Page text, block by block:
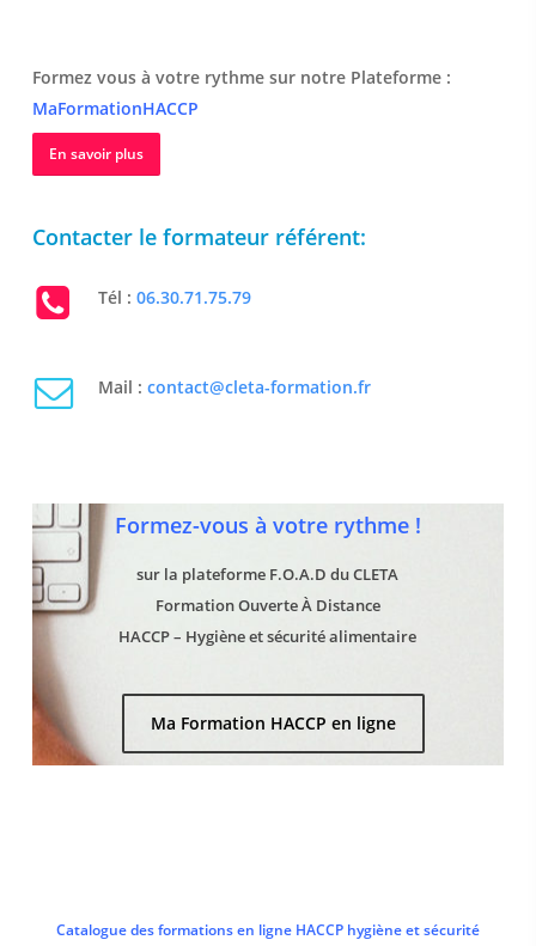
Formez vous à votre rythme sur notre Plateforme :
MaFormationHACCP
En savoir plus
Contacter le formateur référent:
Tél :06.30.71.75.79
Mail :contact@cleta-formation.fr
Formez-vous à votre rythme !
sur la plateforme F.O.A.D du CLETA
Formation Ouverte À Distance
HACCP – Hygiène et sécurité alimentaire
Ma Formation HACCP en ligne
Catalogue des formations en ligne HACCP hygiène et sécurité